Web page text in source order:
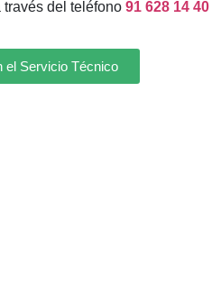
del teléfono 91 628 14 40
el Servicio Técnico